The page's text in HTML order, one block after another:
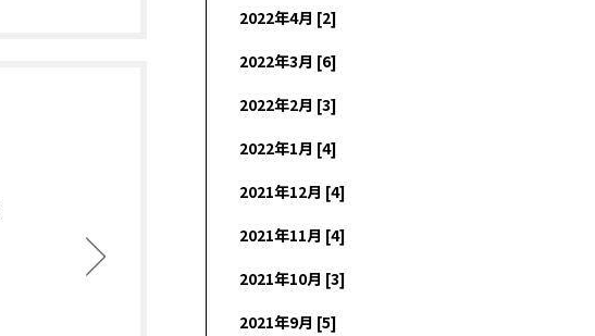
2022年4月 [2]
2022年3月 [6]
2022年2月 [3]
2022年1月 [4]
2021年12月 [4]
2021年11月 [4]
2021年10月 [3]
2021年9月 [5]